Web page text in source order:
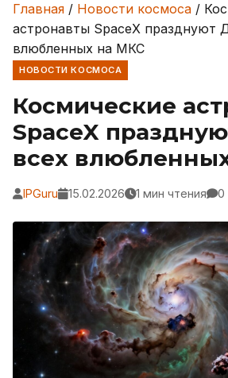
Главная / Новости космоса /
астронавты SpaceX празднуют
влюбленных на МКС
НОВОСТИ КОСМОСА
Космические
SpaceX
всех
IPGuru 15.02.2026 1 мин чтения 0